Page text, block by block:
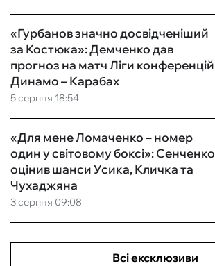
5 серпня 18:54
«Гурбанов значно досвідченіший
за Костюка»: Демченко дав
прогноз на матч Ліги конференцій
Динамо – Карабах
3 серпня 09:08
«Для мене Ломаченко – номер
один у світовому боксі»: Сенченко
оцінив шанси Усика, Кличка та
Чухаджяна
Всі ексклюзиви